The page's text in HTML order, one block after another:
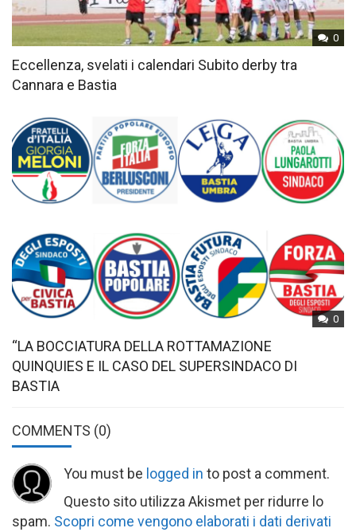
0
Eccellenza, svelati i calendari Subito derby tra
Cannara e Bastia
0
“LA BOCCIATURA DELLA ROTTAMAZIONE
QUINQUIES E IL CASO DEL SUPERSINDACO DI
BASTIA
COMMENTS (0)
You must be logged in to post a comment.
Questo sito utilizza Akismet per ridurre lo
spam. Scopri come vengono elaborati i dati derivati